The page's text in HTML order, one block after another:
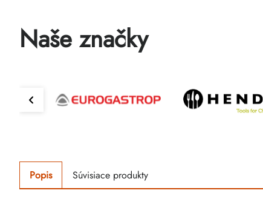
Naše značky
Popis Súvisiace produkty